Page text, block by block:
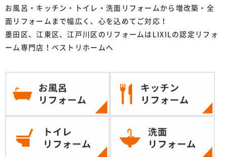
お風呂・キッチン・トイレ・洗面リフォームから増改築・全
面リフォームまで幅広く、心を込めてご対応！
墨田区、江東区、江戸川区のリフォームはLIXILの認定リフォ
ーム専門店！ベストリホームへ